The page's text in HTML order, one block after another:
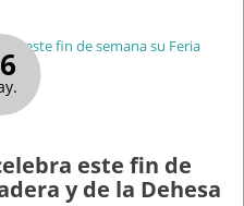
este fin de
y de la Dehesa